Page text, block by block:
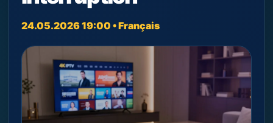
24.05.2026 19:00 • Français